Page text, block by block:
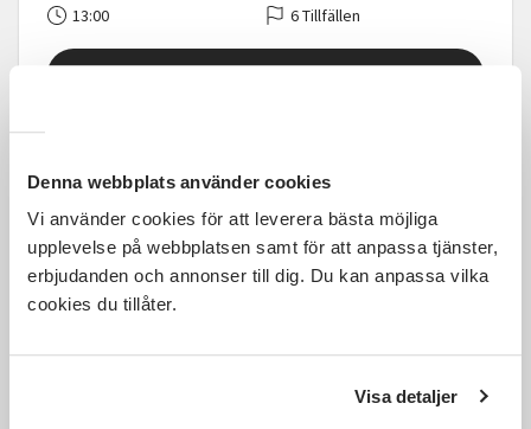
Denna webbplats använder cookies
Vi använder cookies för att leverera bästa möjliga
upplevelse på webbplatsen samt för att anpassa tjänster,
erbjudanden och annonser till dig. Du kan anpassa vilka
cookies du tillåter.
Visa detaljer
13:00
6 Tillfällen
Läs mer och anmäl
Bli vän med din mobil,
Kostnadsfri